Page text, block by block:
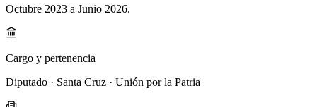
Octubre 2023 a Junio 2026.
Cargo y pertenencia
Diputado · Santa Cruz · Unión por la Patria